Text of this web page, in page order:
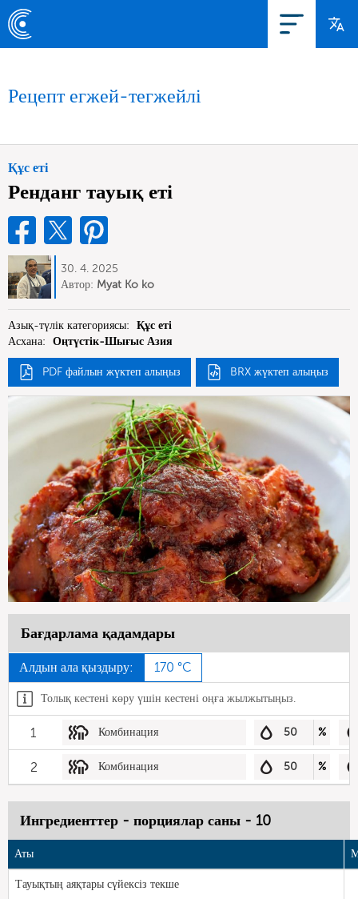
Рецепт егжей-тегжейлі
Құс еті
Ренданг тауық еті
30. 4. 2025
Автор: Myat Ko ko
Азық-түлік категориясы: Құс еті
Асхана: Оңтүстік-Шығыс Азия
PDF файлын жүктеп алыңыз BRX жүктеп алыңыз
Бағдарлама қадамдары
Алдын ала қыздыру: 170 °C
Толық кестені көру үшін кестені оңға жылжытыңыз.
1 Комбинация 50 %
2 Комбинация 50 %
Ингредиенттер - порциялар саны - 10
Аты
Тауықтың аяқтары сүйексіз текше